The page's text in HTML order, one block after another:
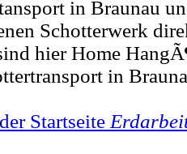
in Braunau
Schotterwerk
hier Home
in
Startseite